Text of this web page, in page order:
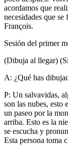
acordamos que
necesidades que
François.
Sesión del primer
(Dibuja al llegar)
A: ¿Qué has
P: Un salvavidas,
son las nubes, esto
un paseo por la
arriba. Esto es la
se escucha y
Esta persona toma